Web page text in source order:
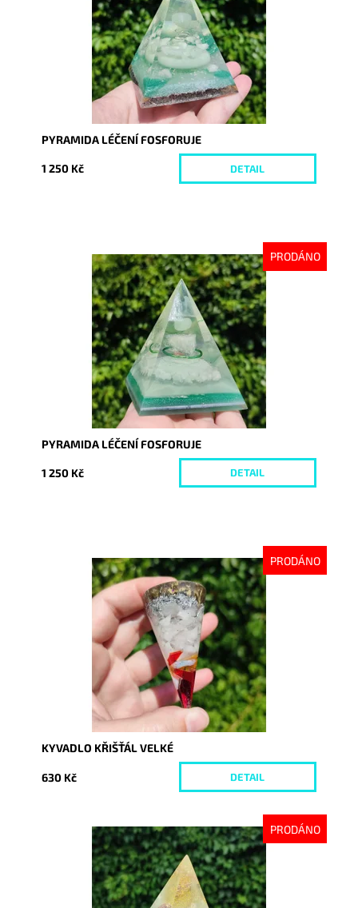
PYRAMIDA LÉČENÍ FOSFORUJE
1 250 Kč DETAIL
PRODÁNO
Dostupnost:
Vyprodáno
8741
PYRAMIDA LÉČENÍ FOSFORUJE
1 250 Kč DETAIL
PRODÁNO
Dostupnost:
Vyprodáno
9023
KYVADLO KŘIŠŤÁL VELKÉ
630 Kč DETAIL
PRODÁNO
Dostupnost:
Vyprodáno
8736